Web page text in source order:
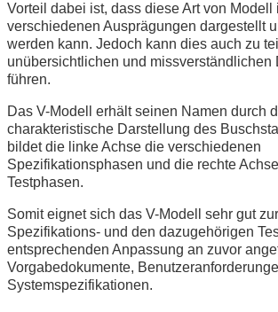
Vorteil dabei ist, dass diese Art von Modell
verschiedenen Ausprägungen dargestellt
werden kann. Jedoch kann dies auch zu
unübersichtlichen und missverständlichen
führen.
Das V-Modell erhält seinen Namen durch
charakteristische Darstellung des
bildet die linke Achse die verschiedenen
Spezifikationsphasen und die rechte
Testphasen.
Somit eignet sich das V-Modell sehr gut
Spezifikations- und den dazugehörigen
entsprechenden Anpassung an zuvor
Vorgabedokumente,
Systemspezifikationen.